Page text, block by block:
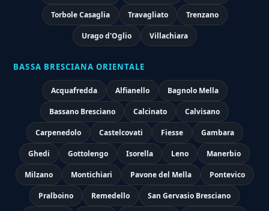
Torbole Casaglia Travagliato Trenzano
Urago d'Oglio Villachiara
BASSA BRESCIANA ORIENTALE
Acquafredda Alfianello Bagnolo Mella
Bassano Bresciano Calcinato Calvisano
Carpenedolo Castelcovati Fiesse Gambara
Ghedi Gottolengo Isorella Leno Manerbio
Milzano Montichiari Pavone del Mella Pontevico
Pralboino Remedello San Gervasio Bresciano